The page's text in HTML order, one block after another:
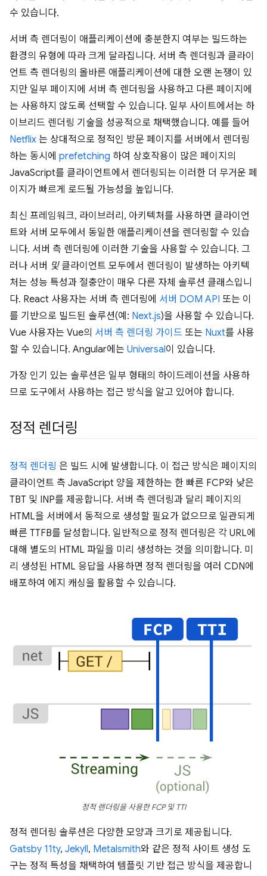
수 있습니다.
서버 측 렌더링이 애플리케이션에 충분한지 여부는 빌드하는
환경의 유형에 따라 크게 달라집니다. 서버 측 렌더링과 클라이
언트 측 렌더링의 올바른 애플리케이션에 대한 오랜 논쟁이 있
지만 일부 페이지에 서버 측 렌더링을 사용하고 다른 페이지에
는 사용하지 않도록 선택할 수 있습니다. 일부 사이트에서는 하
이브리드 렌더링 기술을 성공적으로 채택했습니다. 예를 들어
Netflix 는 상대적으로 정적인 방문 페이지를 서버에서 렌더링
하는 동시에 prefetching 하여 상호작용이 많은 페이지의
JavaScript를 클라이언트에서 렌더링되는 이러한 더 무거운 페
이지가 빠르게 로드될 가능성을 높입니다.
최신 프레임워크, 라이브러리, 아키텍처를 사용하면 클라이언
트와 서버 모두에서 동일한 애플리케이션을 렌더링할 수 있습
니다. 서버 측 렌더링에 이러한 기술을 사용할 수 있습니다. 그
러나 서버 및클라이언트 모두에서 렌더링이 발생하는 아키텍
처는 성능 특성과 절충안이 매우 다른 자체 솔루션 클래스입니
다. React 사용자는 서버 측 렌더링에 서버 DOM API 또는 이
를 기반으로 빌드된 솔루션(예: Next.js)을 사용할 수 있습니다.
Vue 사용자는 Vue의 서버 측 렌더링 가이드 또는 Nuxt를 사용
할 수 있습니다. Angular에는 Universal이 있습니다.
가장 인기 있는 솔루션은 일부 형태의 하이드레이션을 사용하
므로 도구에서 사용하는 접근 방식을 알고 있어야 합니다.
정적 렌더링
정적 렌더링 은 빌드 시에 발생합니다. 이 접근 방식은 페이지의
클라이언트 측 JavaScript 양을 제한하는 한 빠른 FCP와 낮은
TBT 및 INP를 제공합니다. 서버 측 렌더링과 달리 페이지의
HTML을 서버에서 동적으로 생성할 필요가 없으므로 일관되게
빠른 TTFB를 달성합니다. 일반적으로 정적 렌더링은 각 URL에
대해 별도의 HTML 파일을 미리 생성하는 것을 의미합니다. 미
리 생성된 HTML 응답을 사용하면 정적 렌더링을 여러 CDN에
배포하여 에지 캐싱을 활용할 수 있습니다.
정적 렌더링을 사용한 FCP 및 TTI
정적 렌더링 솔루션은 다양한 모양과 크기로 제공됩니다.
Gatsby 11ty, Jekyll, Metalsmith와 같은 정적 사이트 생성 도
구는 정적 특성을 채택하여 템플릿 기반 접근 방식을 제공합니